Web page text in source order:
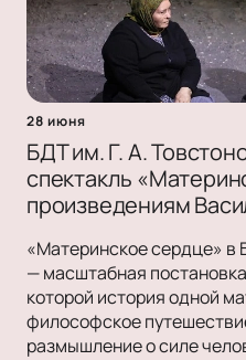
28 июня
БДТ им. Г. А.
спектакль
произведениям
«Материнское сердце» в
— масштабная
которой история одной
философское
размышление о силе